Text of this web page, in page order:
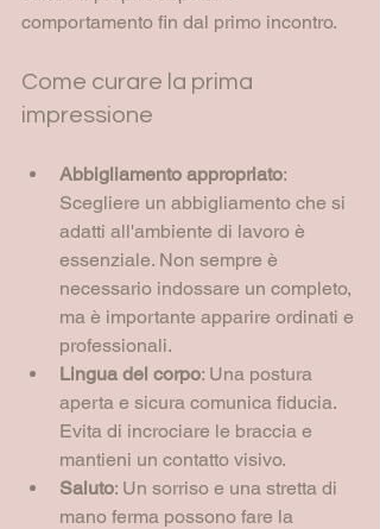
comportamento fin dal primo incontro.
Come curare la prima
impressione
Abbigliamento appropriato:
Scegliere un abbigliamento che si
adatti all'ambiente di lavoro è
essenziale. Non sempre è
necessario indossare un completo,
ma è importante apparire ordinati e
professionali.
Lingua del corpo: Una postura
aperta e sicura comunica fiducia.
Evita di incrociare le braccia e
mantieni un contatto visivo.
Saluto: Un sorriso e una stretta di
mano ferma possono fare la